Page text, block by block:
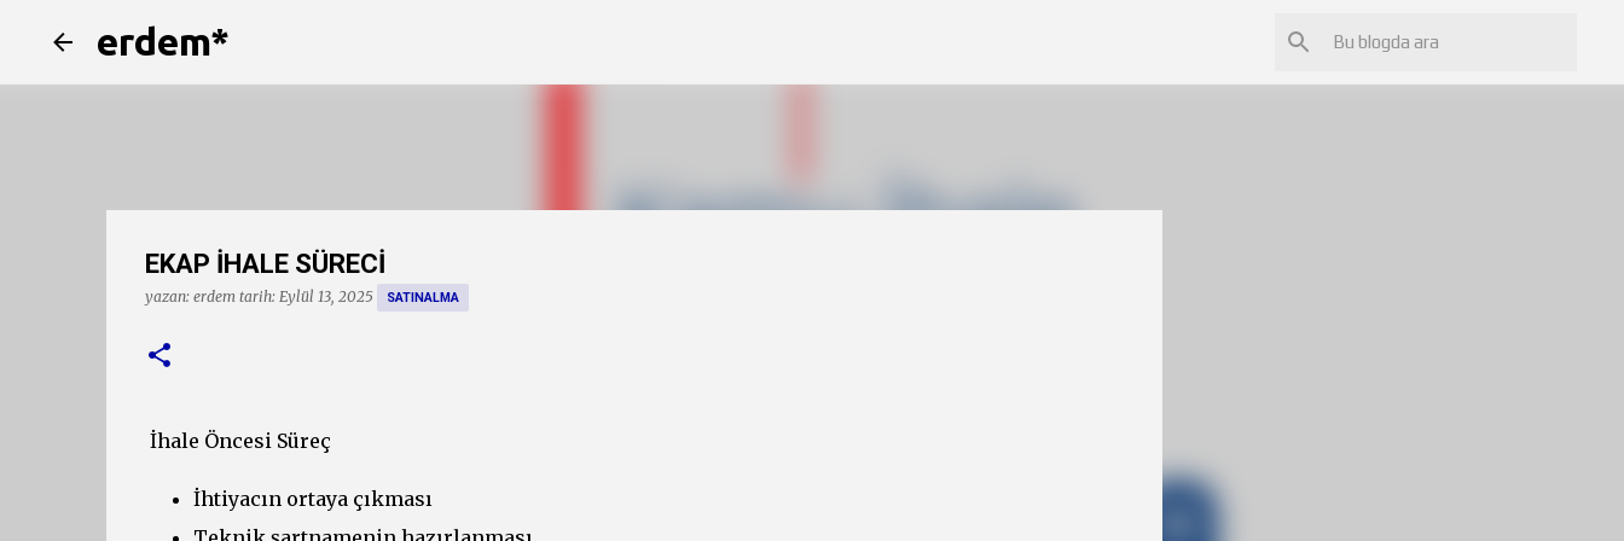
erdem*
EKAP İHALE SÜRECİ
yazan: erdem tarih: Eylül 13, 2025 SATINALMA
İhale Öncesi Süreç
İhtiyacın ortaya çıkması